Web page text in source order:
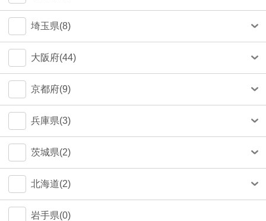
新宿区(67)
千代田区(54)
中央区(50)
品川区(30)
豊島区(14)
目黒区(14)
文京区(13)
川崎市(4)
鎌倉市(1)
大和市(0)
船橋市(0)
千葉市(0)
埼玉県(8)
さいたま市(4)
大阪府(44)
大阪市(39)
豊中市(3)
吹田市(1)
京都府(9)
京都市(9)
兵庫県(3)
神戸市(1)
茨城県(2)
つくば市(1)
北海道(2)
札幌市(1)
岩手県(0)